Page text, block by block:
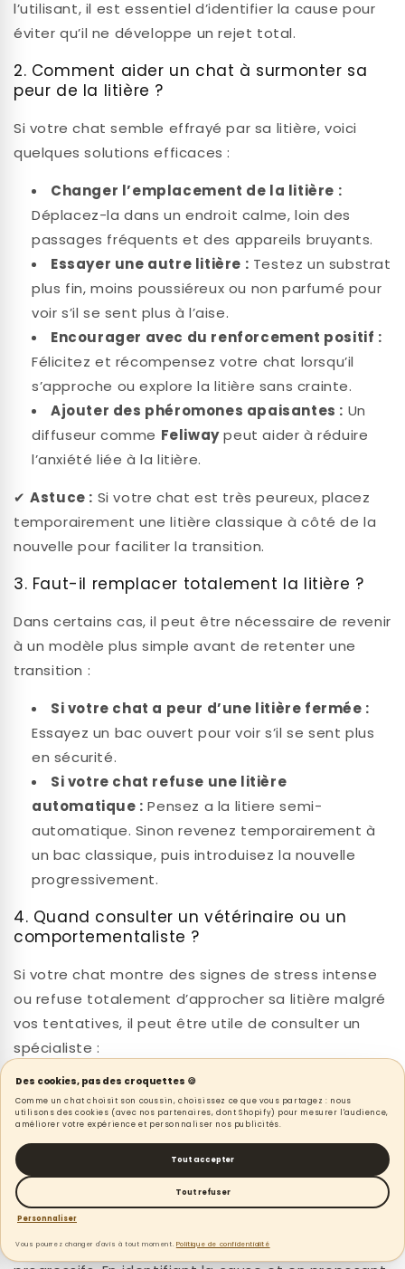
l’utilisant, il est essentiel d’identifier la cause pour
éviter qu’il ne développe un rejet total.
2. Comment aider un chat à surmonter sa
peur de la litière ?
Si votre chat semble effrayé par sa litière, voici
quelques solutions efficaces :
Changer l’emplacement de la litière :
Déplacez-la dans un endroit calme, loin des
passages fréquents et des appareils bruyants.
Essayer une autre litière : Testez un substrat
plus fin, moins poussiéreux ou non parfumé pour
voir s’il se sent plus à l’aise.
Encourager avec du renforcement positif :
Félicitez et récompensez votre chat lorsqu’il
s’approche ou explore la litière sans crainte.
Ajouter des phéromones apaisantes : Un
diffuseur comme Feliwaypeut aider à réduire
l’anxiété liée à la litière.
✔Astuce : Si votre chat est très peureux, placez
temporairement une litière classique à côté de la
nouvelle pour faciliter la transition.
3. Faut-il remplacer totalement la litière ?
Dans certains cas, il peut être nécessaire de revenir
à un modèle plus simple avant de retenter une
transition :
Si votre chat a peur d’une litière fermée :
Essayez un bac ouvert pour voir s’il se sent plus
en sécurité.
Si votre chat refuse une litière
automatique : Pensez a la litiere semi-
automatique. Sinon revenez temporairement à
un bac classique, puis introduisez la nouvelle
progressivement.
4. Quand consulter un vétérinaire ou un
comportementaliste ?
Si votre chat montre des signes de stress intense
ou refuse totalement d’approcher sa litière malgré
vos tentatives, il peut être utile de consulter un
spécialiste :
Un vétérinairepourra s’assurer qu’il n’y a pas
de problème de santé sous-jacent.
Un comportementaliste félin
analyser la situation et proposer une méthode
d’adaptation progressive.
📌En résumé :
surmontée avec des ajustements simples et
Des cookies, pas des croquettes 🍪
Comme un chat choisit son coussin, choisissez ce que vous partagez : nous
utilisons des cookies (avec nos partenaires, dont Shopify) pour mesurer l'audience,
améliorer votre expérience et personnaliser nos publicités.
Tout accepter
Tout refuser
Personnaliser
Vous pourrez changer d'avis à tout moment. Politique de confidentialité